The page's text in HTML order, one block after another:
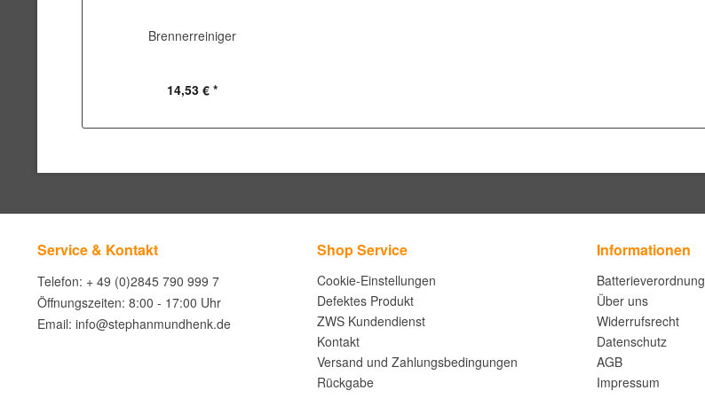
Brennerreiniger
14,53 € *
Service & Kontakt
Telefon: + 49 (0)2845 790 999 7
Öffnungszeiten: 8:00 - 17:00 Uhr
Email: info@stephanmundhenk.de
Shop Service
Cookie-Einstellungen
Defektes Produkt
ZWS Kundendienst
Kontakt
Versand und Zahlungsbedingungen
Rückgabe
Informationen
Batterieverordnung
Über uns
Widerrufsrecht
Datenschutz
AGB
Impressum